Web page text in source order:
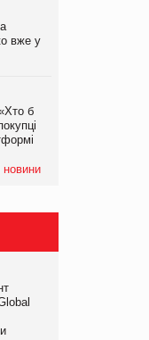
вже у
б
новини
у
купує